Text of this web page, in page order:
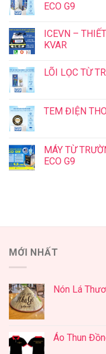
ECO G9
ICEVN –
KVAR
LÕI LỌC TỪ
TEM ĐIỆN
MÁY TỪ
ECO G9
MỚI NHẤT
Nón Lá
Áo Thun